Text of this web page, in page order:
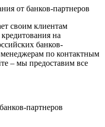
от банков-партнеров
своим клиентам
на
банков-
по контактным
– мы предоставим все
партнеров